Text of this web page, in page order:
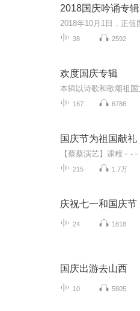
2018国庆吟诵专辑
38 2592
欢度国庆专辑
167 6788
国庆节为祖国献礼
215 1.7万
庆祝七一和国庆节
24 1818
国庆出游去山西
10 5805